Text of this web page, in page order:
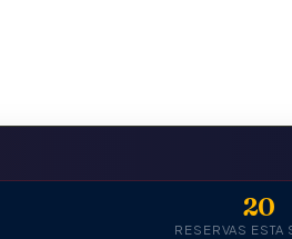
20
RESERVAS ESTA